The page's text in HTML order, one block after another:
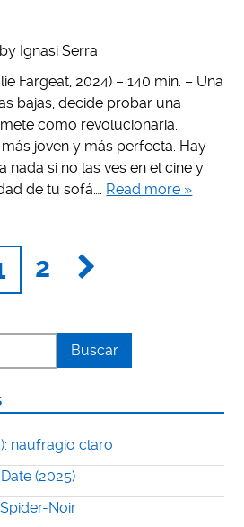
by Ignasi Serra
Fargeat, 2024) – 140 min. – Una
bajas, decide probar una
como revolucionaria.
joven y más perfecta. Hay
nada si no las ves en el cine y
de tu sofá…. Read more »
2
naufragio claro
(2025)
Noir